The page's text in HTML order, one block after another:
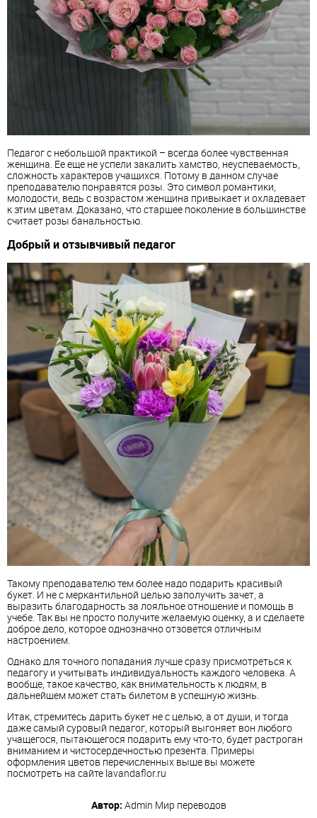
Педагог с небольшой практикой – всегда более чувственная
женщина. Ее еще не успели закалить хамство, неуспеваемость,
сложность характеров учащихся. Потому в данном случае
преподавателю понравятся розы. Это символ романтики,
молодости, ведь с возрастом женщина привыкает и охладевает
к этим цветам. Доказано, что старшее поколение в большинстве
считает розы банальностью.
Добрый и отзывчивый педагог
Такому преподавателю тем более надо подарить красивый
букет. И не с меркантильной целью заполучить зачет, а
выразить благодарность за лояльное отношение и помощь в
учебе. Так вы не просто получите желаемую оценку, а и сделаете
доброе дело, которое однозначно отзовется отличным
настроением.
Однако для точного попадания лучше сразу присмотреться к
педагогу и учитывать индивидуальность каждого человека. А
вообще, такое качество, как внимательность к людям, в
дальнейшем может стать билетом в успешную жизнь.
Итак, стремитесь дарить букет не с целью, а от души, и тогда
даже самый суровый педагог, который выгоняет вон любого
учащегося, пытающегося подарить ему что-то, будет растроган
вниманием и чистосердечностью презента. Примеры
оформления цветов перечисленных выше вы можете
посмотреть на сайте lavandaflor.ru
Автор: Admin Мир переводов